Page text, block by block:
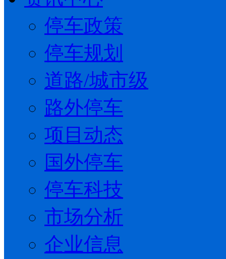
停车政策
停车规划
道路/城市级
路外停车
项目动态
国外停车
停车科技
市场分析
企业信息